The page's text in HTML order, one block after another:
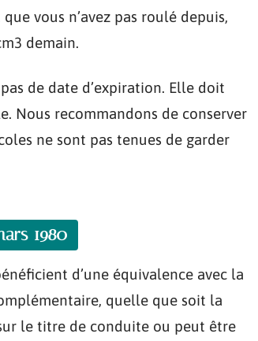
vous n’avez pas roulé depuis,
demain.
de date d’expiration. Elle doit
Nous recommandons de conserver
ne sont pas tenues de garder
1980
d’une équivalence avec la
quelle que soit la
le titre de conduite ou peut être